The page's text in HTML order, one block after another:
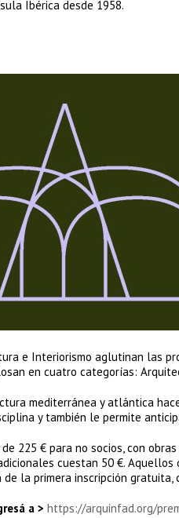
Ibérica desde 1958.
e Interiorismo aglutinan las
en cuatro categorías:
mediterránea y atlántica
y también le permite
225 € para no socios, con
cuestan 50 €.
la primera inscripción gratuita,
a > https://arquinfad.org/